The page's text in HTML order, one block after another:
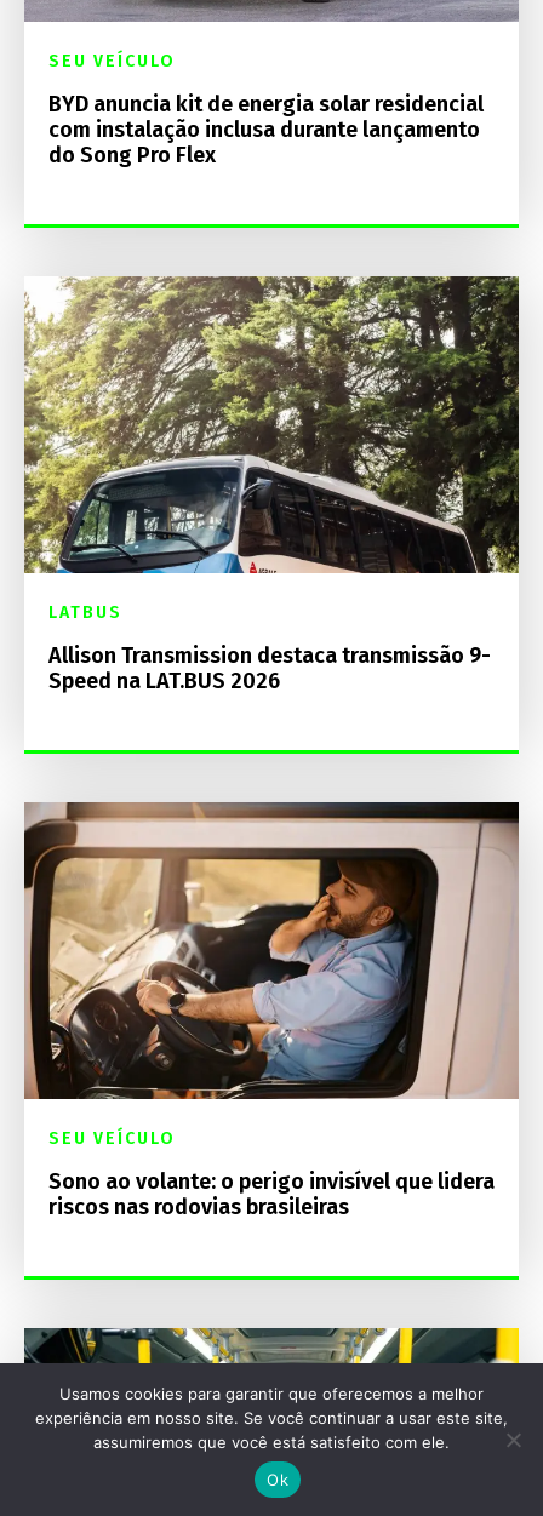
SEU VEÍCULO
BYD anuncia kit de energia solar residencial
com instalação inclusa durante lançamento
do Song Pro Flex
LATBUS
Allison Transmission destaca transmissão 9-
Speed na LAT.BUS 2026
SEU VEÍCULO
Sono ao volante: o perigo invisível que lidera
riscos nas rodovias brasileiras
Usamos cookies para garantir que oferecemos a melhor
experiência em nosso site. Se você continuar a usar este site,
assumiremos que você está satisfeito com ele.
Ok